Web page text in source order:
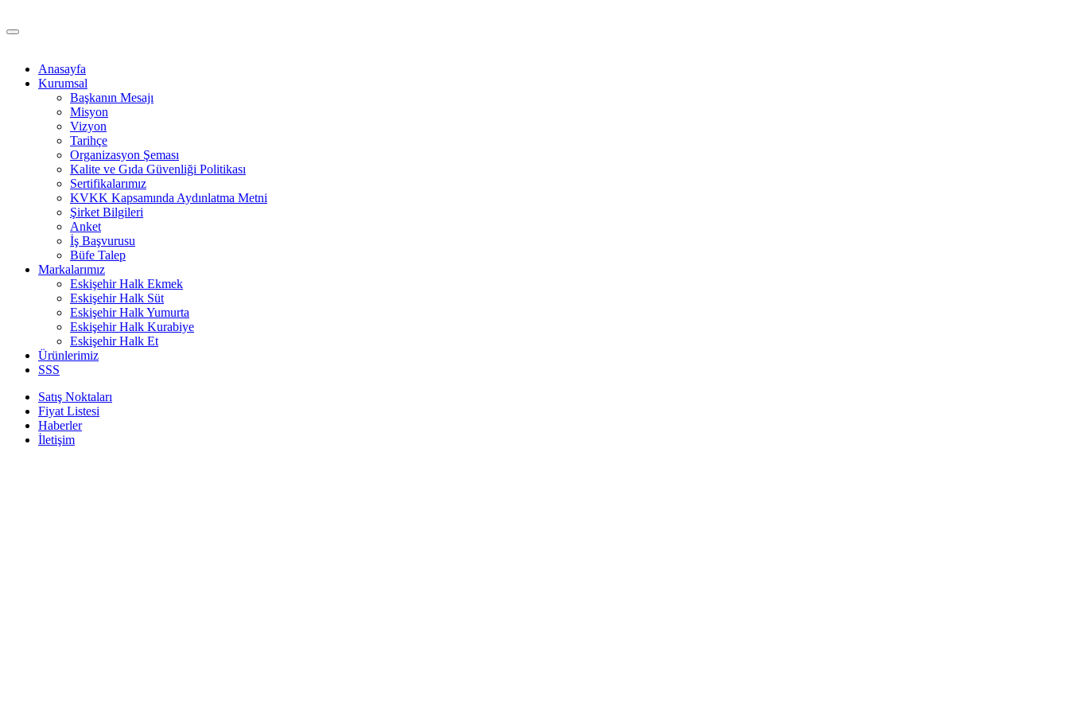
Anasayfa
Kurumsal
Başkanın Mesajı
Misyon
Vizyon
Tarihçe
Organizasyon Şeması
Kalite ve Gıda Güvenliği Politikası
Sertifikalarımız
KVKK Kapsamında Aydınlatma Metni
Şirket Bilgileri
Anket
İş Başvurusu
Büfe Talep
Markalarımız
Eskişehir Halk Ekmek
Eskişehir Halk Süt
Eskişehir Halk Yumurta
Eskişehir Halk Kurabiye
Eskişehir Halk Et
Ürünlerimiz
SSS
Satış Noktaları
Fiyat Listesi
Haberler
İletişim